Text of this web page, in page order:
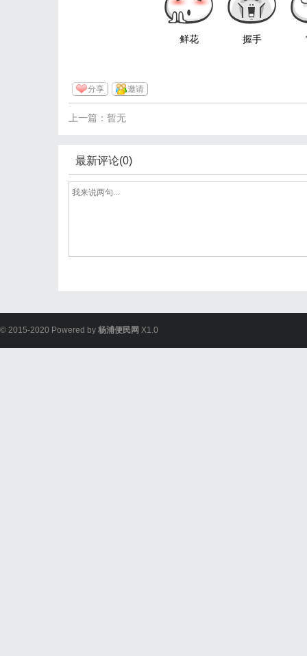
鲜花 握手
分享 邀请
上一篇：暂无
最新评论(0)
© 2015-2020 Powered by 杨浦便民网 X1.0